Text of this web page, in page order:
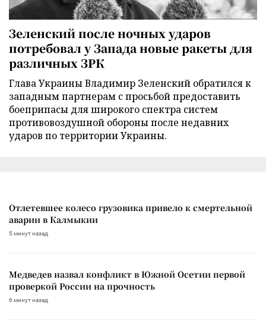
Зеленский после ночных ударов
потребовал у Запада новые ракеты для
различных ЗРК
Глава Украины Владимир Зеленский обратился к
западным партнерам с просьбой предоставить
боеприпасы для широкого спектра систем
противовоздушной обороны после недавних
ударов по территории Украины.
Отлетевшее колесо грузовика привело к смертельной
аварии в Калмыкии
5 минут назад
Медведев назвал конфликт в Южной Осетии первой
проверкой России на прочность
6 минут назад